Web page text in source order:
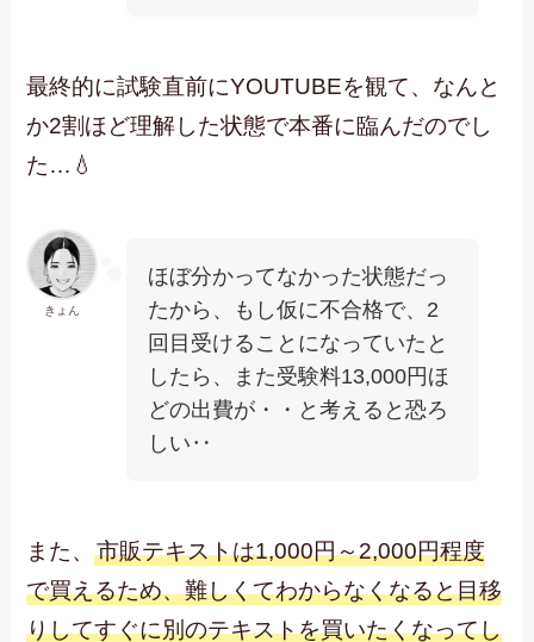
最終的に試験直前にYOUTUBEを観て、なんと
か2割ほど理解した状態で本番に臨んだのでし
た…💧
きょん
ほぼ分かってなかった状態だっ
たから、もし仮に不合格で、2
回目受けることになっていたと
したら、また受験料13,000円ほ
どの出費が・・と考えると恐ろ
しい‥
また、市販テキストは1,000円～2,000円程度
で買えるため、難しくてわからなくなると目移
りしてすぐに別のテキストを買いたくなってし